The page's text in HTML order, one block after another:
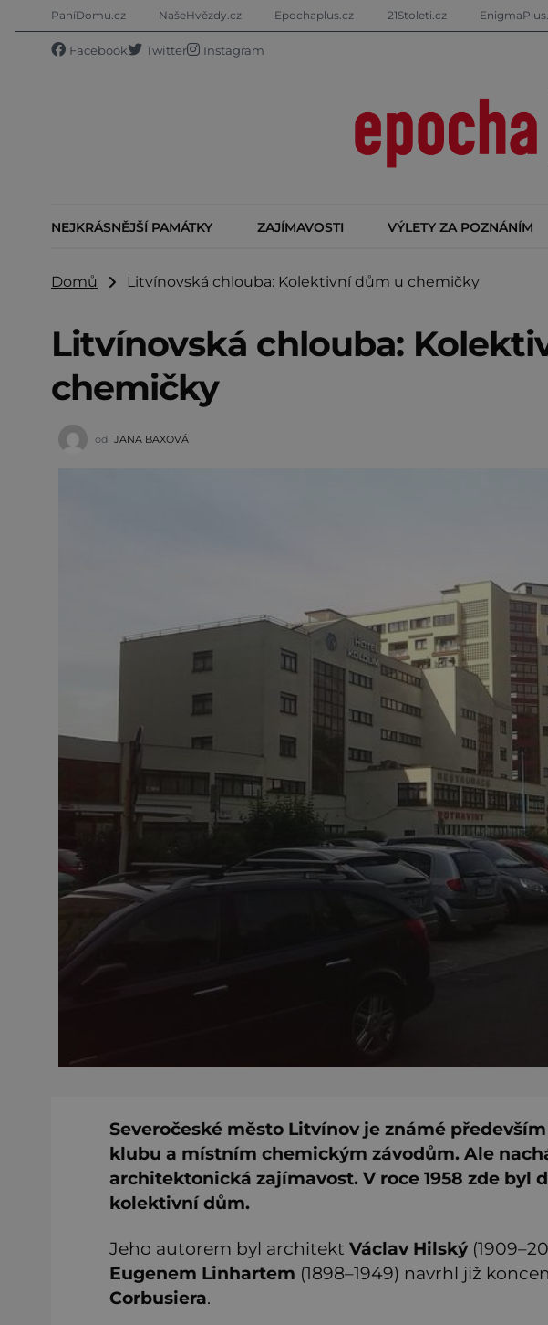
PaníDomu.cz NašeHvězdy.cz Epochaplus.cz 21Stoleti.cz
Facebook Twitter Instagram
NEJKRÁSNĚJŠÍ PAMÁTKY ZAJÍMAVOSTI VÝLETY ZA POZNÁNÍM
Domů Litvínovská chlouba: Kolektivní dům u chemičky
Litvínovská chlouba:
chemičky
od JANA BAXOVÁ
Severočeské město Litvínov je známé
klubu a místním chemickým závodům. Ale
architektonická zajímavost. V roce 1958 zde byl
kolektivní dům.
Jeho autorem byl architekt Václav Hilský
Eugenem Linhartem (1898–1949) navrhl již
Corbusiera.